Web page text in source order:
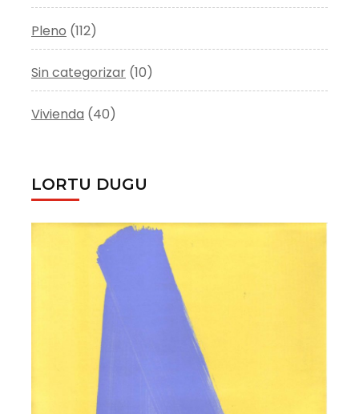
Pleno (112)
Sin categorizar (10)
Vivienda (40)
LORTU DUGU